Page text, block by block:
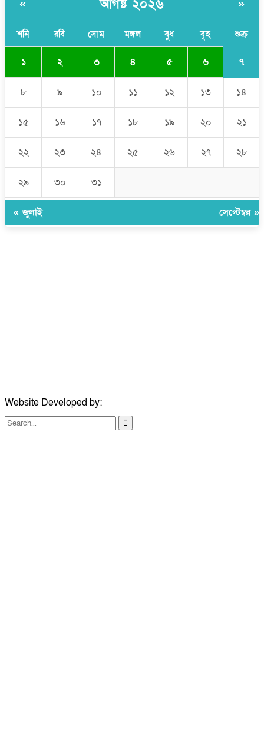
« আগষ্ট ২০২৬ »
শনি রবি সোম মঙ্গল বুধ বৃহ শুক্র
১ ২ ৩ ৪ ৫ ৬ ৭
৮ ৯ ১০ ১১ ১২ ১৩ ১৪
১৫ ১৬ ১৭ ১৮ ১৯ ২০ ২১
২২ ২৩ ২৪ ২৫ ২৬ ২৭ ২৮
২৯ ৩০ ৩১
« জুলাই সেপ্টেম্বর »
Website Developed by: